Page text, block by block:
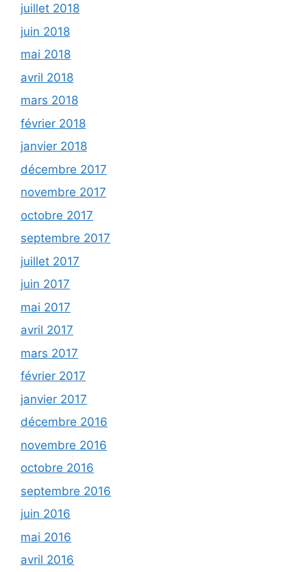
juillet 2018
juin 2018
mai 2018
avril 2018
mars 2018
février 2018
janvier 2018
décembre 2017
novembre 2017
octobre 2017
septembre 2017
juillet 2017
juin 2017
mai 2017
avril 2017
mars 2017
février 2017
janvier 2017
décembre 2016
novembre 2016
octobre 2016
septembre 2016
juin 2016
mai 2016
avril 2016